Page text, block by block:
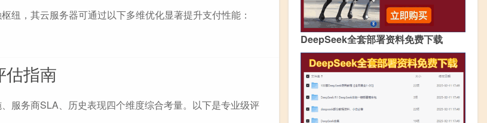
纽，其云服务器可通过以下多维优化显著提升支付性能：
估指南
服务商SLA、历史表现四个维度综合考量。以下是专业级评
DeepSeek全套部署资料免费下载